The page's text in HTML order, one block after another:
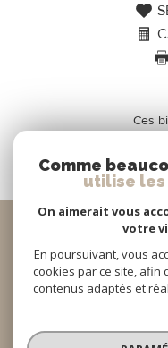
Ces
Comme
utilise les
On aimerait vous
votre
En poursuivant, vous
cookies par ce site, afin
contenus adaptés et